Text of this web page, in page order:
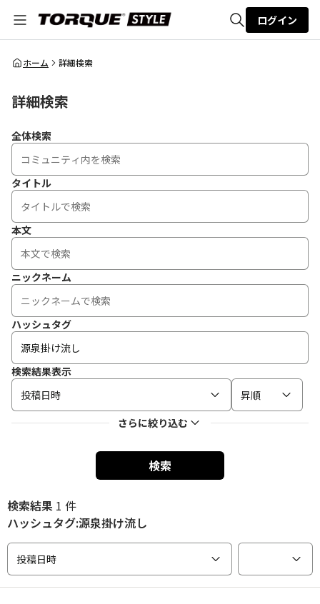
全体検索
ログイン
ホーム 詳細検索
詳細検索
全体検索
タイトル
本文
ニックネーム
ハッシュタグ
検索結果表示
投稿日時
昇順
さらに絞り込む
検索
検索結果 1 件
ハッシュタグ:源泉掛け流し
投稿日時